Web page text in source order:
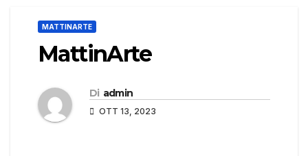
MATTINARTE
MattinArte
Di admin
OTT 13, 2023